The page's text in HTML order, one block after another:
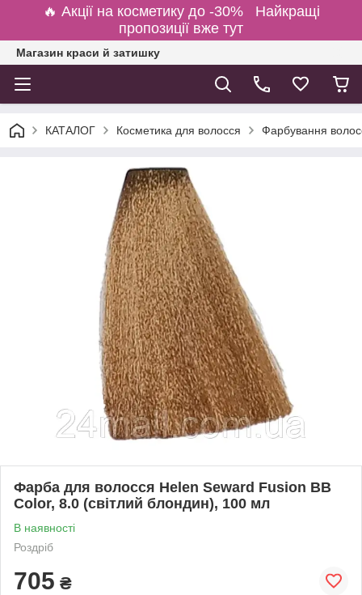
🔥 Акції на косметику до -30% Найкращі
пропозиції вже тут
Магазин краси й затишку
КАТАЛОГ Косметика для волосся Фарбування
Фарба для волосся Helen Seward Fusion BB
Color, 8.0 (світлий блондин), 100 мл
В наявності
Роздріб
705 ₴